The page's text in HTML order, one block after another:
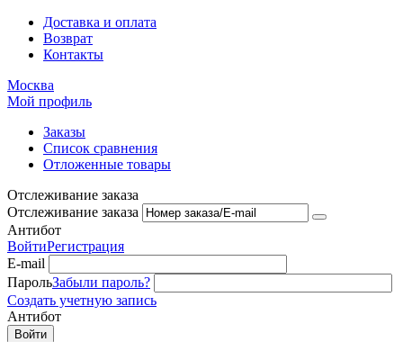
Доставка и оплата
Возврат
Контакты
Москва
Мой профиль
Заказы
Список сравнения
Отложенные товары
Отслеживание заказа
Отслеживание заказа
Антибот
ВойтиРегистрация
E-mail
ПарольЗабыли пароль?
Создать учетную запись
Антибот
Войти